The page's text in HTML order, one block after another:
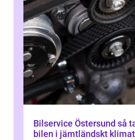
Bilservice Östersund så tar du hand om
bilen i jämtländskt klimat